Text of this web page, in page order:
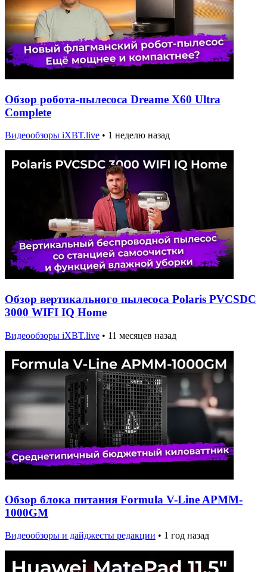
Обзор робота-пылесоса Dreame X60 Ultra
Complete
Видеообзоры iXBT.live • 1 неделю назад
Обзор вертикального пылесоса Polaris PVCSDC
3000 WIFI IQ Home
Видеообзоры iXBT.live • 11 месяцев назад
Обзор блока питания Formula V-Line APMM-
1000GM
Видеообзоры и дайджесты редакции • 1 год назад